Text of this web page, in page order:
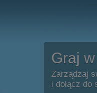
Graj
Zarządzaj
i dołącz do